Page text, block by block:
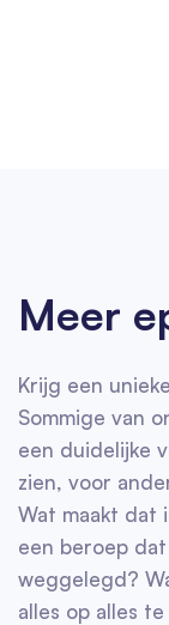
Meer
Krijg een
Sommige van
een duidelijke
zien, voor
Wat maakt dat
een beroep
weggelegd?
alles op alles